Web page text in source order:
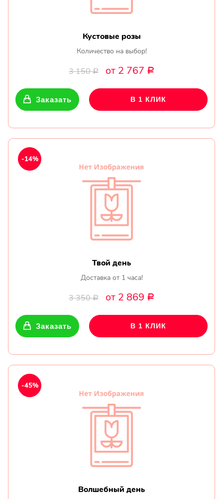
Кустовые розы
Количество на выбор!
3 150Р от 2 767 Р
Заказать В 1 КЛИК
Твой день
Доставка от 1 часа!
3 350Р от 2 869 Р
-14%
Заказать В 1 КЛИК
Волшебный день
-45%